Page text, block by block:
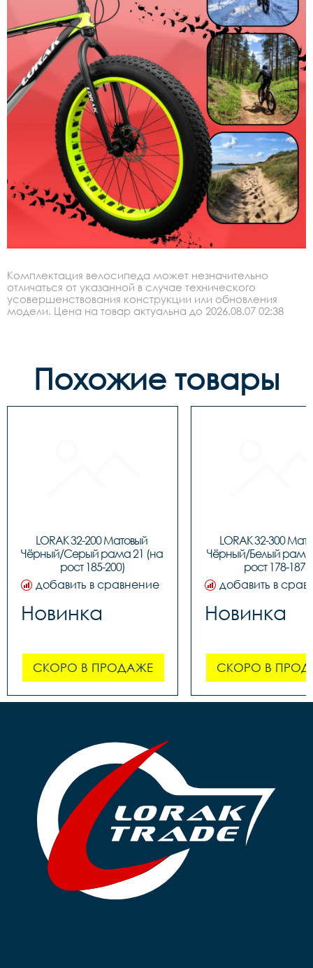
Комплектация велосипеда может незначительно
отличаться от указанной в случае технического
усовершенствования конструкции или обновления
модели. Цена на товар актуальна до 2026.08.07 02:38
Похожие товары
LORAK 32-200 Матовый
Чёрный/Серый рама 21 (на
рост 185-200)
добавить в сравнение
Новинка
СКОРО В ПРОДАЖЕ
LORAK 32-300
Чёрный/Белый рама
рост 178-187)
добавить в
Новинка
СКОРО В